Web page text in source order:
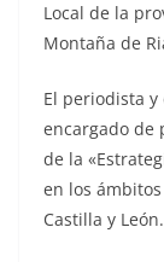
Local de la
Montaña de
El periodista
encargado de
de la
en los
Castilla y León.